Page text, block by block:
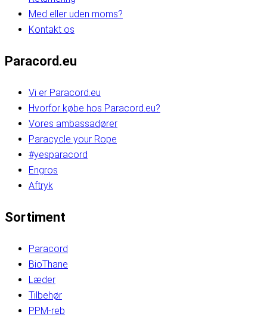
Med eller uden moms?
Kontakt os
Paracord.eu
Vi er Paracord.eu
Hvorfor købe hos Paracord.eu?
Vores ambassadører
Paracycle your Rope
#yesparacord
Engros
Aftryk
Sortiment
Paracord
BioThane
Læder
Tilbehør
PPM-reb